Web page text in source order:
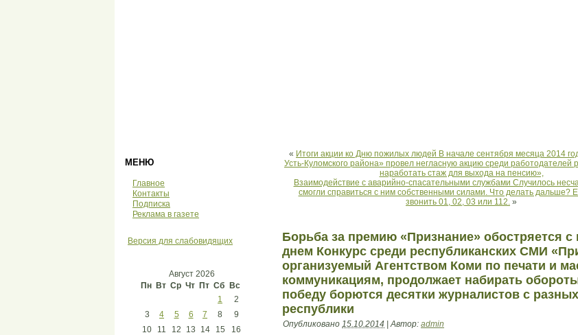
МЕНЮ
Главное
Контакты
Подписка
Реклама в газете
Версия для слабовидящих
Август 2026
Пн Вт Ср Чт Пт Сб Вс
1
2
3
4 5 6 7 8
9
10
11 12 13 14 15
16
« Итоги акции ко Дню пожилых людей В начале сентября месяца 2014
Усть-Куломского района» провел негласную акцию среди работодателей
наработать стаж для выхода на пенсию»,
Взаимодействие с аварийно-спасательными службами Случилось
смогли справиться с ним собственными силами. Что делать дальше?
звонить 01, 02, 03 или 112. »
Борьба за премию «Признание» обостряется
днем Конкурс среди республиканских СМИ
организуемый Агентством Коми по печати и
коммуникациям, продолжает набирать
победу борются десятки журналистов с
республики
Опубликовано 15.10.2014 |Автор: admin